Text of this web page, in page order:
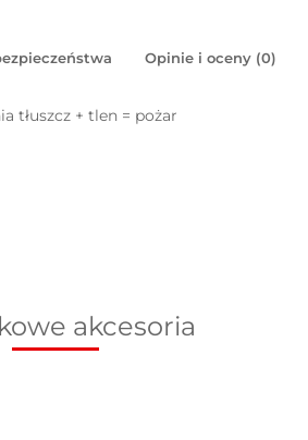
Opinie i oceny (0)
tłuszcz + tlen = pożar
akcesoria